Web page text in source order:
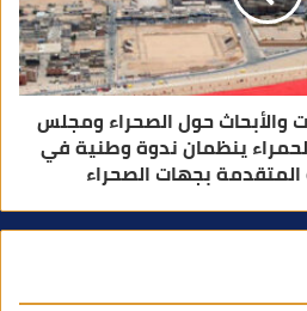
والأبحاث حول الصحراء ومجلس
ينظمان ندوة وطنية في
بجهات الصحراء